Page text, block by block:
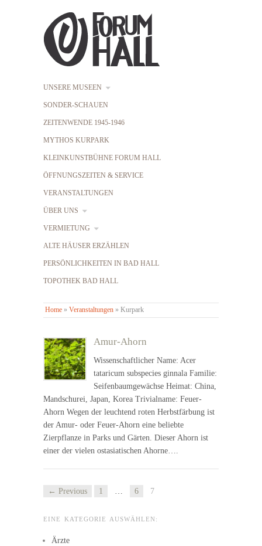
UNSERE MUSEEN
SONDER-SCHAUEN
ZEITENWENDE 1945-1946
MYTHOS KURPARK
KLEINKUNSTBÜHNE FORUM HALL
ÖFFNUNGSZEITEN & SERVICE
VERANSTALTUNGEN
ÜBER UNS
VERMIETUNG
ALTE HÄUSER ERZÄHLEN
PERSÖNLICHKEITEN IN BAD HALL
TOPOTHEK BAD HALL
Home » Veranstaltungen » Kurpark
Amur-Ahorn
Wissenschaftlicher Name: Acer
tataricum subspecies ginnala Familie:
Seifenbaumgewächse Heimat: China,
Mandschurei, Japan, Korea Trivialname: Feuer-
Ahorn Wegen der leuchtend roten Herbstfärbung ist
der Amur- oder Feuer-Ahorn eine beliebte
Zierpflanze in Parks und Gärten. Dieser Ahorn ist
einer der vielen ostasiatischen Ahorne….
← Previous 1 … 6 7
EINE KATEGORIE AUSWÄHLEN:
Ärzte